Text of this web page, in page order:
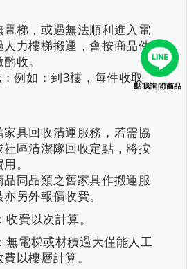
梯，或遇無法順利進入電
力樓梯搬運，會按商品件
收。
例如：到3樓，每件收取
具回收清運服務，若需協
區清潔隊回收定點，將按
。
同品類之舊家具作搬運服
另外報價收費。
費以次計算。
無電梯或材積過大僅能人工
以樓層計算。
點我詢問商品